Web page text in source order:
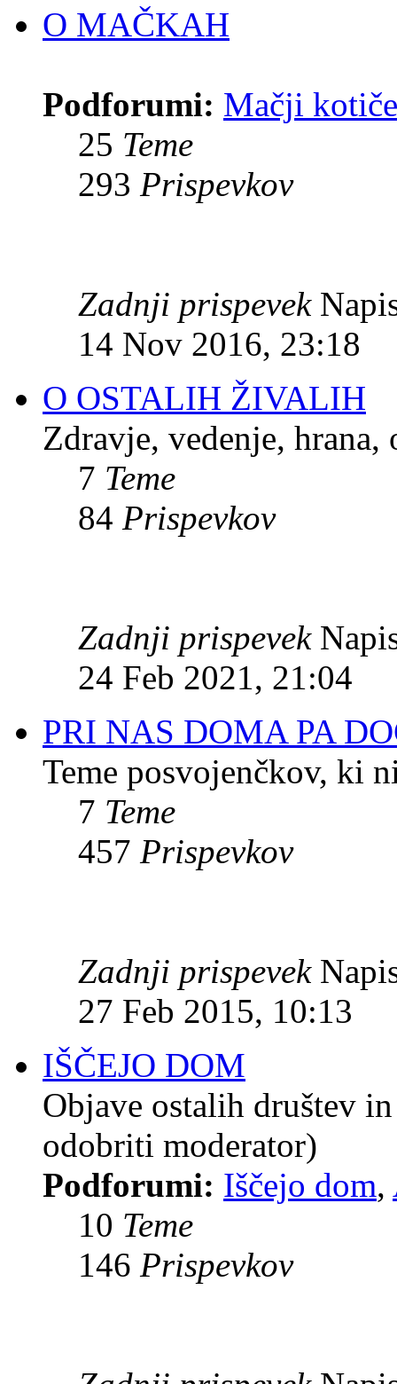
O MAČKAH
Podforumi: Mačji
25 Teme
293 Prispevkov
Zadnji prispevek
14 Nov 2016, 23:18
O OSTALIH ŽIVALIH
Zdravje, vedenje, hrana,
7 Teme
84 Prispevkov
Zadnji prispevek
24 Feb 2021, 21:04
PRI NAS DOMA PA
Teme posvojenčkov, ki
7 Teme
457 Prispevkov
Zadnji prispevek
27 Feb 2015, 10:13
IŠČEJO DOM
Objave ostalih društev
odobriti moderator)
Podforumi: Iščejo dom,
10 Teme
146 Prispevkov